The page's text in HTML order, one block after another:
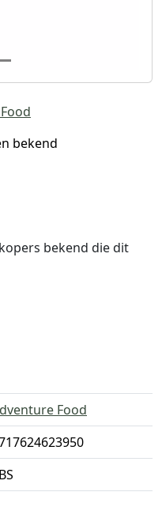
bekend
bekend die dit
Food